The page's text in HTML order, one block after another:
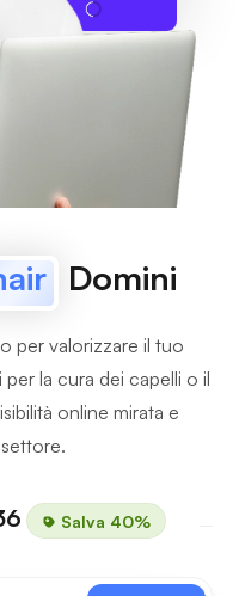
Domini
per valorizzare il tuo
la cura dei capelli o il
online mirata e
Salva 40%